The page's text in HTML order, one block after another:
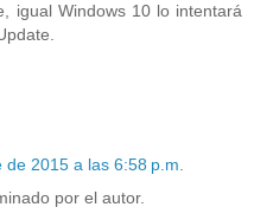
igual Windows 10 lo intentará
de 2015 a las 6:58 p.m.
por el autor.